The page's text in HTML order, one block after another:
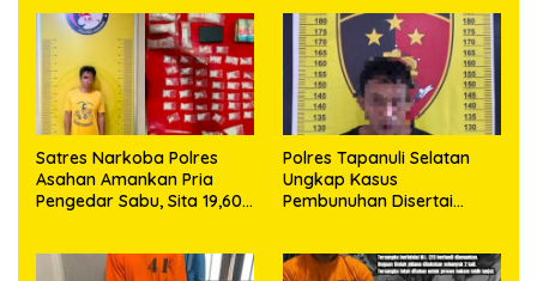
63,67 Gram Sabu
Satres Narkoba Polres
Asahan Amankan Pria
Pengedar Sabu, Sita 19,60
Polres Tapanuli Selatan
Ungkap Kasus
Pembunuhan Disertai
Ditangkap